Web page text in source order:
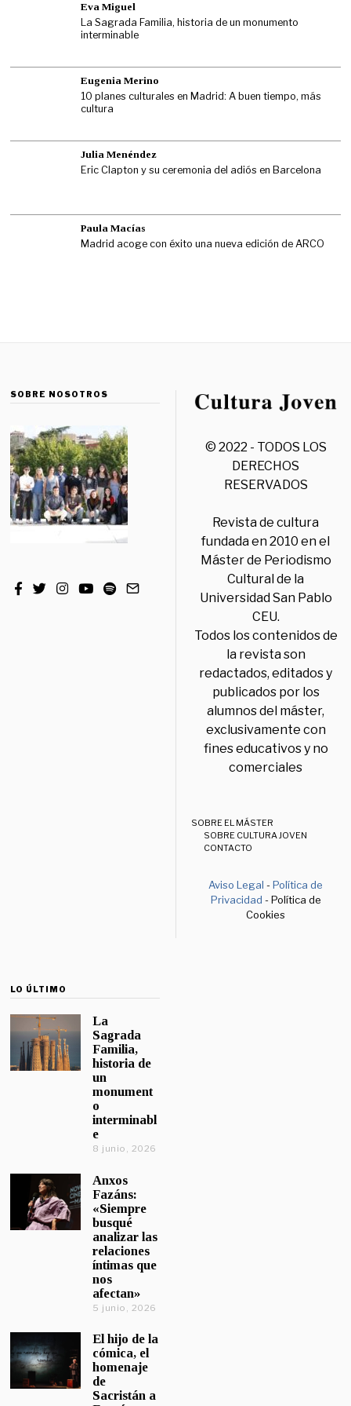
Eva Miguel
La Sagrada Familia, historia de un monumento
interminable
Eugenia Merino
10 planes culturales en Madrid: A buen tiempo, más
cultura
Julia Menéndez
Eric Clapton y su ceremonia del adiós en Barcelona
Paula Macías
Madrid acoge con éxito una nueva edición de ARCO
SOBRE NOSOTROS
© 2022 - TODOS LOS
DERECHOS
RESERVADOS
Revista de cultura
fundada en 2010 en el
Máster de Periodismo
Cultural de la
Universidad San Pablo
CEU.
Todos los contenidos de
la revista son
redactados, editados y
publicados por los
alumnos del máster,
exclusivamente con
fines educativos y no
comerciales
SOBRE EL MÁSTER
SOBRE CULTURA JOVEN
CONTACTO
Aviso Legal -Política de
Privacidad - Política de
Cookies
LO ÚLTIMO
La
Sagrada
Familia,
historia de
un
monument
o
interminabl
e
8 junio, 2026
Anxos
Fazáns:
«Siempre
busqué
analizar las
relaciones
íntimas que
nos
afectan»
5 junio, 2026
El hijo de la
cómica, el
homenaje
de
Sacristán a